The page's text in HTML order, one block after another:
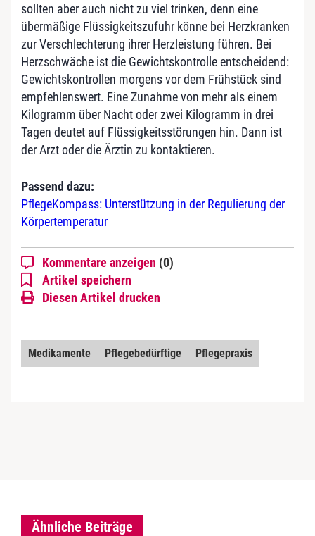
sollten aber auch nicht zu viel trinken, denn eine
übermäßige Flüssigkeitszufuhr könne bei Herzkranken
zur Verschlechterung ihrer Herzleistung führen. Bei
Herzschwäche ist die Gewichtskontrolle entscheidend:
Gewichtskontrollen morgens vor dem Frühstück sind
empfehlenswert. Eine Zunahme von mehr als einem
Kilogramm über Nacht oder zwei Kilogramm in drei
Tagen deutet auf Flüssigkeitsstörungen hin. Dann ist
der Arzt oder die Ärztin zu kontaktieren.
Passend dazu:
PflegeKompass: Unterstützung in der Regulierung der
Körpertemperatur
Kommentare anzeigen (0)
Artikel speichern
Diesen Artikel drucken
Medikamente Pflegebedürftige Pflegepraxis
Ähnliche Beiträge